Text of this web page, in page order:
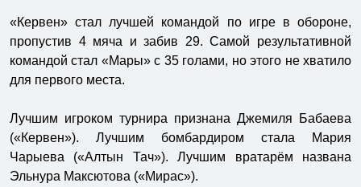
«Кервен» стал лучшей командой по игре в обороне,
пропустив 4 мяча и забив 29. Самой результативной
командой стал «Мары» с 35 голами, но этого не хватило
для первого места.
Лучшим игроком турнира признана Джемиля Бабаева
(«Кервен»). Лучшим бомбардиром стала Мария
Чарыева («Алтын Тач»). Лучшим вратарём названа
Эльнура Максютова («Мирас»).